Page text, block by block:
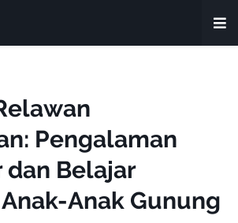
Pengalaman
dan Belajar
Anak Gunung